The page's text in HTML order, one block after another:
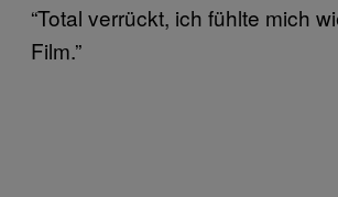
“Total verrückt, ich fühlte mich
Film.”